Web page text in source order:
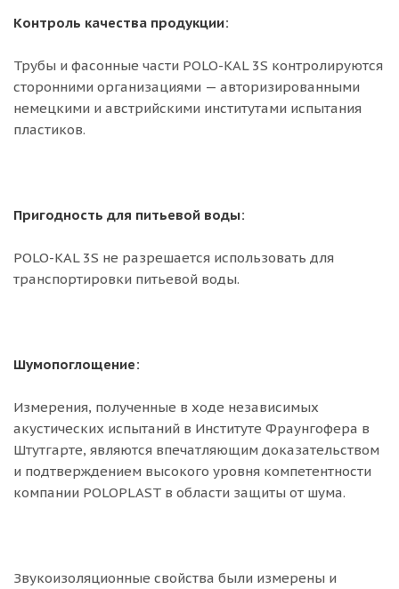
Контроль качества продукции:
Трубы и фасонные части POLO-KAL 3S контролируются
сторонними организациями — авторизированными
немецкими и австрийскими институтами испытания
пластиков.
Пригодность для питьевой воды:
POLO-KAL 3S не разрешается использовать для
транспортировки питьевой воды.
Шумопоглощение:
Измерения, полученные в ходе независимых
акустических испытаний в Институте Фраунгофера в
Штутгарте, являются впечатляющим доказательством
и подтверждением высокого уровня компетентности
компании POLOPLAST в области защиты от шума.
Звукоизоляционные свойства были измерены и